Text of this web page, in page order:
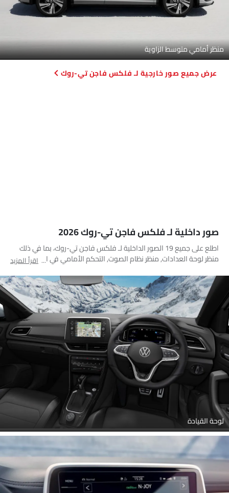
منظر أمامي متوسط الزاوية
صور خارجية لـ فلكس فاجن تي-روك
صور داخلية لـ فلكس فاجن تي-روك 2026
اطلع على جميع 19 الصور الداخلية لـ فلكس فاجن تي-روك، بما في ذلك
منظر لوحة العدادات, منظر نظام الصوت, التحكم الأمامي في المكيف,
الوظائف, المقاعد الخلفية, المقاعد الأمامية, صندوق القفازات, منفذ
ملحقات الطاقة, مغير السرعات, حزام الأمان, منظر مكبرات الصوت, جهاز
تحديد المواقع, مسند رأس المقعد الأمامي, مقبض الباب الداخلي, مسند
رأس المقعد الخلفي, فتحات تكييف جانبية أمامية
اقرأ المزيد
لوحة القيادة